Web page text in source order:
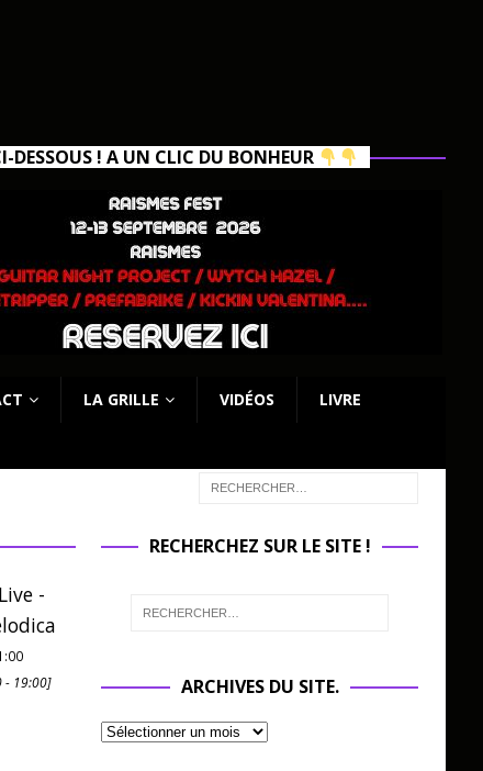
DESSOUS ! A UN CLIC DU BONHEUR
LA GRILLE VIDÉOS LIVRE
-
- 19:00]
RECHERCHEZ SUR LE SITE !
ARCHIVES DU SITE.